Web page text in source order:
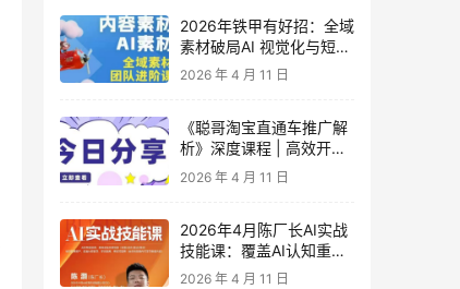
2026年铁甲有好招：全域
素材破局AI 视觉化与短剧
营销实战指南——高效增
策略
2026 年 4 月 11 日
《聪哥淘宝直通车推广解
析》深度课程 | 高效开
车、极速投产系统实操课
2026 年 4 月 11 日
2026年4月陈厂长AI实战
技能课：覆盖AI认知重
构、智能体与大模型解
2026 年 4 月 11 日